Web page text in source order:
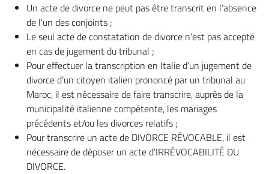
Un acte de divorce ne peut pas être transcrit en l’absence
de l’un des conjoints ;
Le seul acte de constatation de divorce n’est pas accepté
en cas de jugement du tribunal ;
Pour effectuer la transcription en Italie d’un jugement de
divorce d’un citoyen italien prononcé par un tribunal au
Maroc, il est nécessaire de faire transcrire, auprès de la
municipalité italienne compétente, les mariages
précédents et/ou les divorces relatifs ;
Pour transcrire un acte de DIVORCE RÉVOCABLE, il est
nécessaire de déposer un acte d’IRRÉVOCABILITÉ DU
DIVORCE.